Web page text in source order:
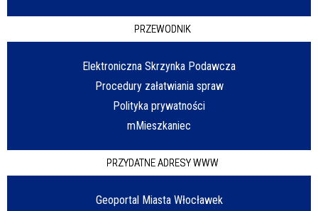
PRZEWODNIK
Elektroniczna Skrzynka Podawcza
Procedury załatwiania spraw
Polityka prywatności
mMieszkaniec
PRZYDATNE ADRESY WWW
Geoportal Miasta Włocławek